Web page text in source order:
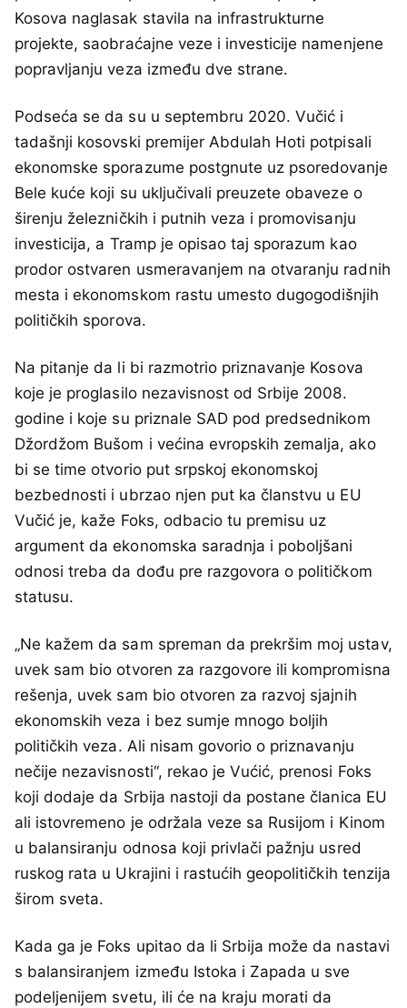
Kosova naglasak stavila na infrastrukturne
projekte, saobraćajne veze i investicije namenjene
popravljanju veza između dve strane.
Podseća se da su u septembru 2020. Vučić i
tadašnji kosovski premijer Abdulah Hoti potpisali
ekonomske sporazume postgnute uz psoredovanje
Bele kuće koji su uključivali preuzete obaveze o
širenju železničkih i putnih veza i promovisanju
investicija, a Tramp je opisao taj sporazum kao
prodor ostvaren usmeravanjem na otvaranju radnih
mesta i ekonomskom rastu umesto dugogodišnjih
političkih sporova.
Na pitanje da li bi razmotrio priznavanje Kosova
koje je proglasilo nezavisnost od Srbije 2008.
godine i koje su priznale SAD pod predsednikom
Džordžom Bušom i većina evropskih zemalja, ako
bi se time otvorio put srpskoj ekonomskoj
bezbednosti i ubrzao njen put ka članstvu u EU
Vučić je, kaže Foks, odbacio tu premisu uz
argument da ekonomska saradnja i poboljšani
odnosi treba da dođu pre razgovora o političkom
statusu.
„Ne kažem da sam spreman da prekršim moj ustav,
uvek sam bio otvoren za razgovore ili kompromisna
rešenja, uvek sam bio otvoren za razvoj sjajnih
ekonomskih veza i bez sumje mnogo boljih
političkih veza. Ali nisam govorio o priznavanju
nečije nezavisnosti“, rekao je Vućić, prenosi Foks
koji dodaje da Srbija nastoji da postane članica EU
ali istovremeno je održala veze sa Rusijom i Kinom
u balansiranju odnosa koji privlači pažnju usred
ruskog rata u Ukrajini i rastućih geopolitičkih tenzija
širom sveta.
Kada ga je Foks upitao da li Srbija može da nastavi
s balansiranjem između Istoka i Zapada u sve
podeljenijem svetu, ili će na kraju morati da